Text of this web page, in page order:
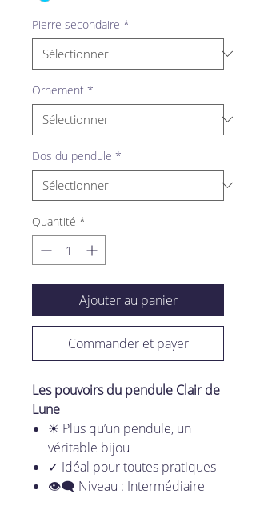
Pierre secondaire *
Ornement *
Dos du pendule *
Quantité *
Ajouter au panier
Commander et payer
Les pouvoirs du pendule Clair de
Lune
☀ Plus qu’un pendule, un
véritable bijou
✓ Idéal pour toutes pratiques
👁‍🗨 Niveau : Intermédiaire